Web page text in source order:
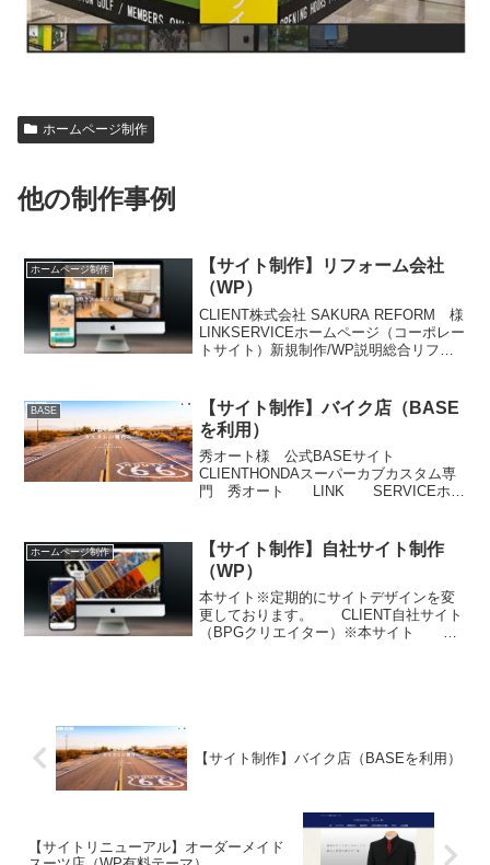
ホームページ制作
他の制作事例
ホームページ制作
【サイト制作】リフォーム会社
（WP）
CLIENT株式会社 SAKURA REFORM 様
LINKSERVICEホームページ（コーポレー
トサイト）新規制作/WP説明総合リフォ
イアント様の時間の都合上、文章も...
BASE
【サイト制作】バイク店（BASE
を利用）
秀オート様 公式BASEサイト
CLIENTHONDAスーパーカブカスタム専
門 秀オート LINK SERVICEホー
ートサイトを制作いたしました。初期制
作...
ホームページ制作
【サイト制作】自社サイト制作
（WP）
本サイト※定期的にサイトデザインを変
更しております。 CLIENT自社サイト
（BPGクリエイター）※本サイト
【サイト制作】バイク店（BASEを利用）
【サイトリニューアル】オーダーメイド